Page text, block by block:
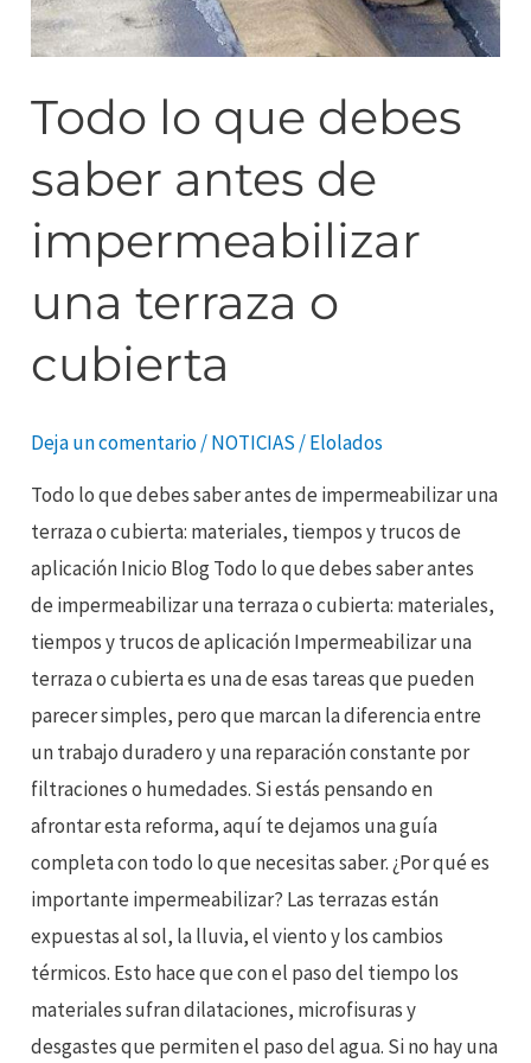
Todo lo que debes
saber antes de
impermeabilizar
una terraza o
cubierta
Deja un comentario/NOTICIAS /Elolados
Todo lo que debes saber antes de impermeabilizar una
terraza o cubierta: materiales, tiempos y trucos de
aplicación Inicio Blog Todo lo que debes saber antes
de impermeabilizar una terraza o cubierta: materiales,
tiempos y trucos de aplicación Impermeabilizar una
terraza o cubierta es una de esas tareas que pueden
parecer simples, pero que marcan la diferencia entre
un trabajo duradero y una reparación constante por
filtraciones o humedades. Si estás pensando en
afrontar esta reforma, aquí te dejamos una guía
completa con todo lo que necesitas saber. ¿Por qué es
importante impermeabilizar? Las terrazas están
expuestas al sol, la lluvia, el viento y los cambios
térmicos. Esto hace que con el paso del tiempo los
materiales sufran dilataciones, microfisuras y
desgastes que permiten el paso del agua. Si no hay una
cubierta